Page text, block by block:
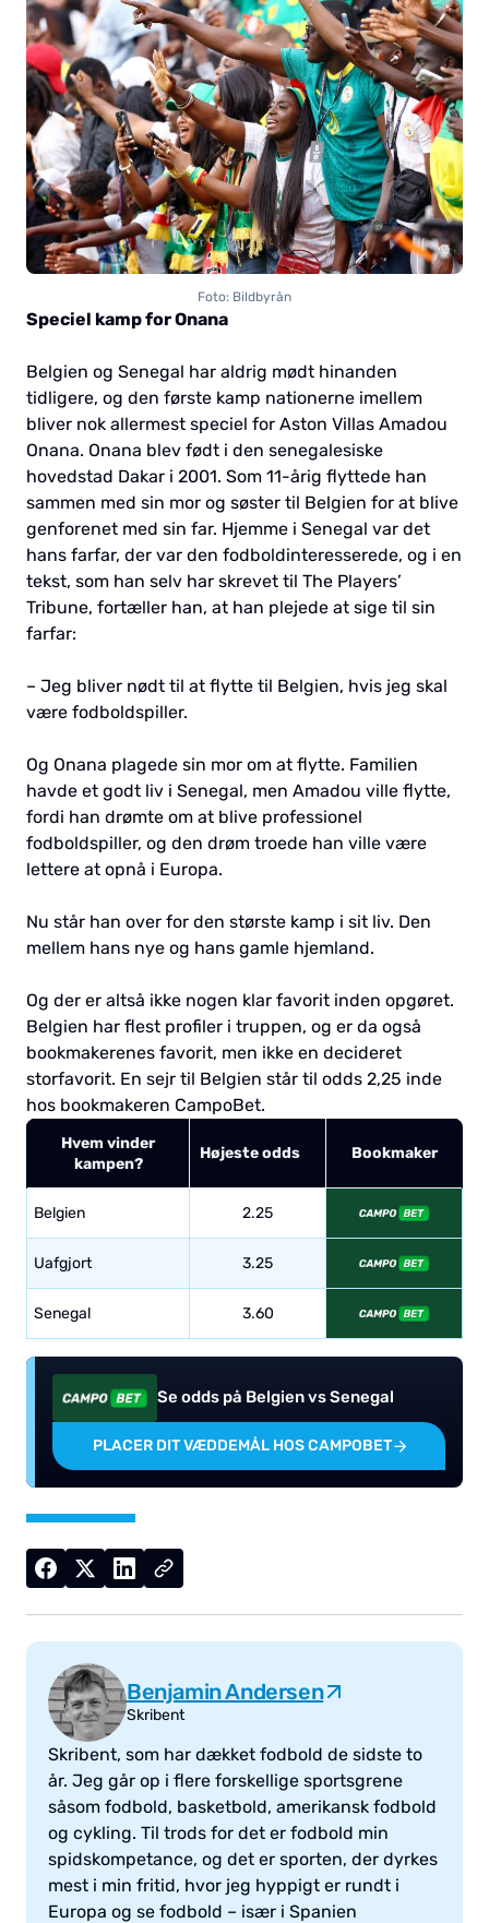
Foto: Bildbyrån
Speciel kamp for Onana
Belgien og Senegal har aldrig mødt hinanden
tidligere, og den første kamp nationerne imellem
bliver nok allermest speciel for Aston Villas Amadou
Onana. Onana blev født i den senegalesiske
hovedstad Dakar i 2001. Som 11-årig flyttede han
sammen med sin mor og søster til Belgien for at blive
genforenet med sin far. Hjemme i Senegal var det
hans farfar, der var den fodboldinteresserede, og i en
tekst, som han selv har skrevet til The Players’
Tribune, fortæller han, at han plejede at sige til sin
farfar:
– Jeg bliver nødt til at flytte til Belgien, hvis jeg skal
være fodboldspiller.
Og Onana plagede sin mor om at flytte. Familien
havde et godt liv i Senegal, men Amadou ville flytte,
fordi han drømte om at blive professionel
fodboldspiller, og den drøm troede han ville være
lettere at opnå i Europa.
Nu står han over for den største kamp i sit liv. Den
mellem hans nye og hans gamle hjemland.
Og der er altså ikke nogen klar favorit inden opgøret.
Belgien har flest profiler i truppen, og er da også
bookmakerenes favorit, men ikke en decideret
storfavorit. En sejr til Belgien står til odds 2,25 inde
hos bookmakeren CampoBet.
Hvem vinder
kampen?
Højeste odds Bookmaker
Belgien 2.25
Uafgjort 3.25
Senegal 3.60
Se odds på Belgien vs Senegal
PLACER DIT VÆDDEMÅL HOS CAMPOBET
Benjamin Andersen
Skribent
Skribent, som har dækket fodbold de sidste to
år. Jeg går op i flere forskellige sportsgrene
såsom fodbold, basketbold, amerikansk fodbold
og cykling. Til trods for det er fodbold min
spidskompetance, og det er sporten, der dyrkes
mest i min fritid, hvor jeg hyppigt er rundt i
Europa og se fodbold – især i Spanien